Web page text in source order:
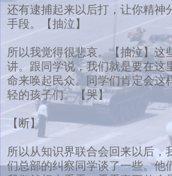
还有逮捕起来以后打，让你精神
手段。【抽泣】
所以我觉得很悲哀。【抽泣】这
讲。跟同学说，我们就是要在这
命来唤起民众。同学们肯定会这
轻的孩子们。【哭】
【断】
所以从知识界联合会回来以后，
们总部的纠察同学谈了一些。他